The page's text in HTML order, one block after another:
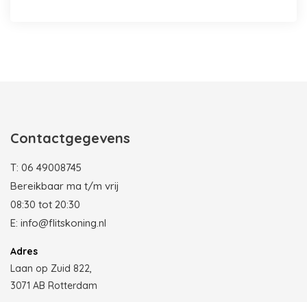
Contactgegevens
T: 06 49008745
Bereikbaar ma t/m vrij
08:30 tot 20:30
E: info@flitskoning.nl
Adres
Laan op Zuid 822,
3071 AB Rotterdam